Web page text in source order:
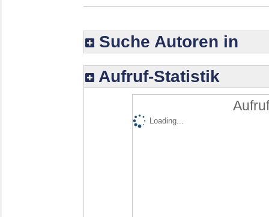
Suche Autoren in
Aufruf-Statistik
Loading...